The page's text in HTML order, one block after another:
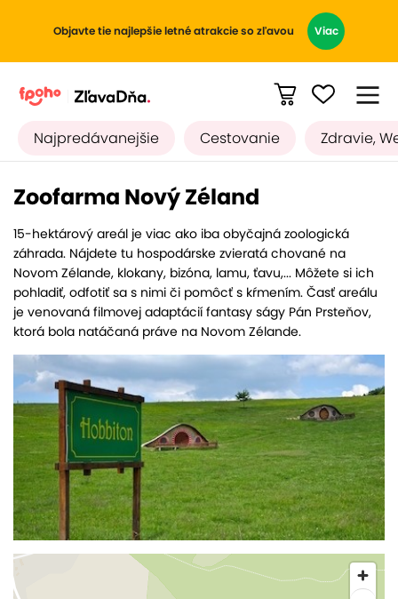
Objavte tie najlepšie letné atrakcie so zľavou Viac
Najpredávanejšie Cestovanie Zdravie,
Zoofarma Nový Zéland
15-hektárový areál je viac ako iba obyčajná zoologická
záhrada. Nájdete tu hospodárske zvieratá chované na
Novom Zélande, klokany, bizóna, lamu, ťavu,... Môžete si ich
pohladiť, odfotiť sa s nimi či pomôcť s kŕmením. Časť areálu
je venovaná filmovej adaptácií fantasy ságy Pán Prsteňov,
ktorá bola natáčaná práve na Novom Zélande.